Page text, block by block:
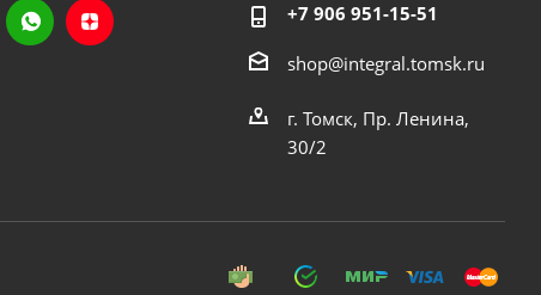
+7 906 951-15-51
shop@integral.tomsk.ru
г. Томск, Пр. Ленина,
30/2